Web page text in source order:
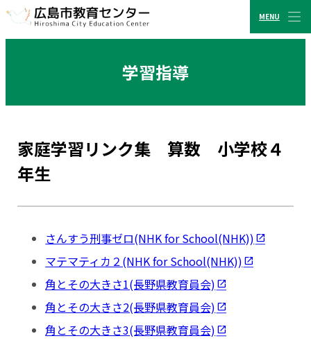
広島市教育センター
学習指導
家庭学習リンク集 算数 小学校４
年生
さんすう刑事ゼロ(NHK for School(NHK))
マテマティカ２(NHK for School(NHK))
角とその大きさ1(長野県教育員会)
角とその大きさ2(長野県教育員会)
角とその大きさ3(長野県教育員会)
MENU